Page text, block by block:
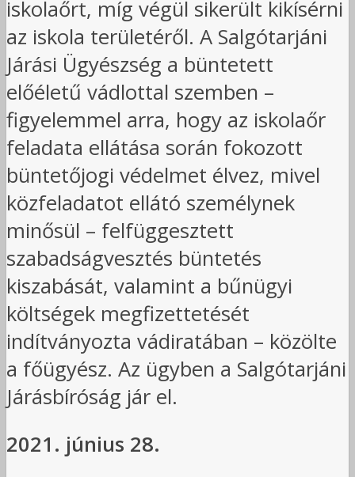
iskolaőrt, míg végül sikerült kikísérni
az iskola területéről. A Salgótarjáni
Járási Ügyészség a büntetett
előéletű vádlottal szemben –
figyelemmel arra, hogy az iskolaőr
feladata ellátása során fokozott
büntetőjogi védelmet élvez, mivel
közfeladatot ellátó személynek
minősül – felfüggesztett
szabadságvesztés büntetés
kiszabását, valamint a bűnügyi
költségek megfizettetését
indítványozta vádiratában – közölte
a főügyész. Az ügyben a Salgótarjáni
Járásbíróság jár el.
2021. június 28.